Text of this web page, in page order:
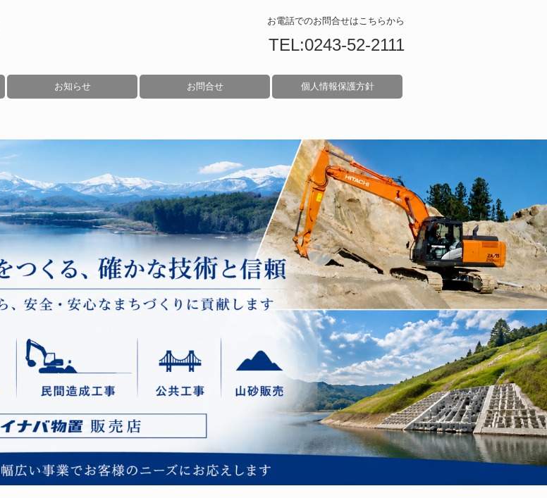
お電話でのお問合せはこちらから
TEL:0243-52-2111
お知らせ お問合せ 個人情報保護方針